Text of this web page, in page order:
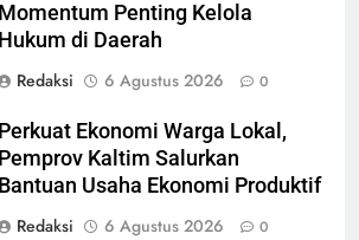
Momentum Penting Kelola
Hukum di Daerah
Redaksi
6 Agustus 2026 0
Perkuat Ekonomi Warga Lokal,
Pemprov Kaltim Salurkan
Bantuan Usaha Ekonomi Produktif
Redaksi
6 Agustus 2026 0